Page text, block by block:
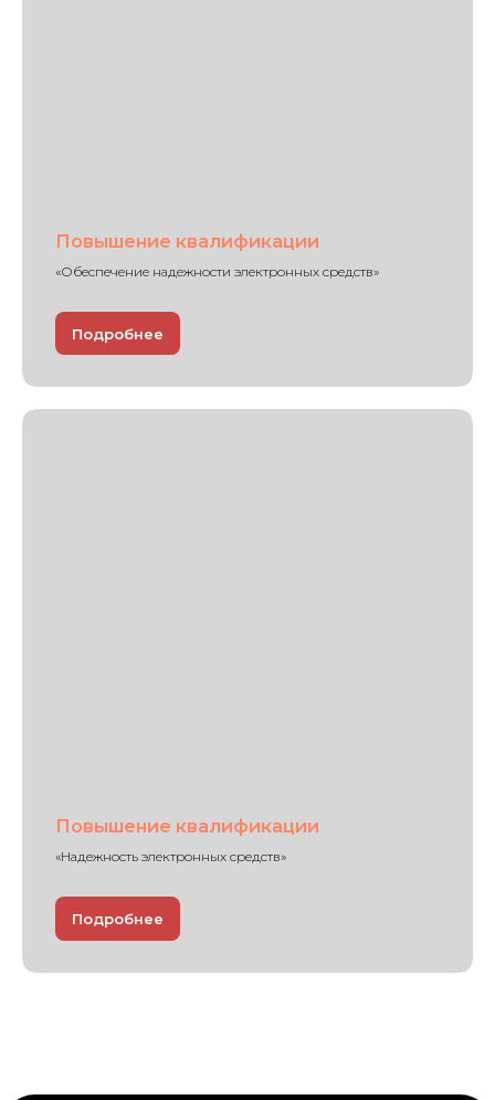
Повышение квалификации
«Обеспечение надежности электронных средств»
Подробнее
Повышение квалификации
«Надежность электронных средств»
Подробнее